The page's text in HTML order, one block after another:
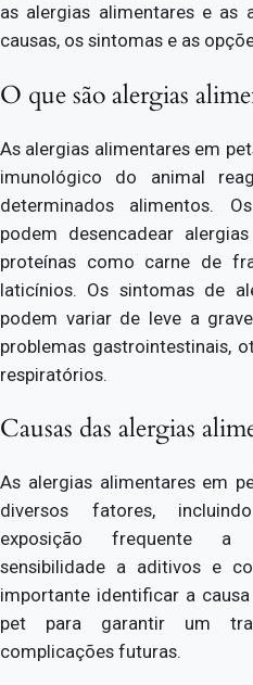
as alergias alimentares e as
causas, os sintomas e as
O que são alergias
As alergias alimentares em
imunológico do animal
determinados alimentos.
podem desencadear
proteínas como carne de
laticínios. Os sintomas de
podem variar de leve a
problemas gastrointestinais,
respiratórios.
Causas das alergias
As alergias alimentares em
diversos fatores,
exposição frequente a
sensibilidade a aditivos e
importante identificar a
pet para garantir um
complicações futuras.